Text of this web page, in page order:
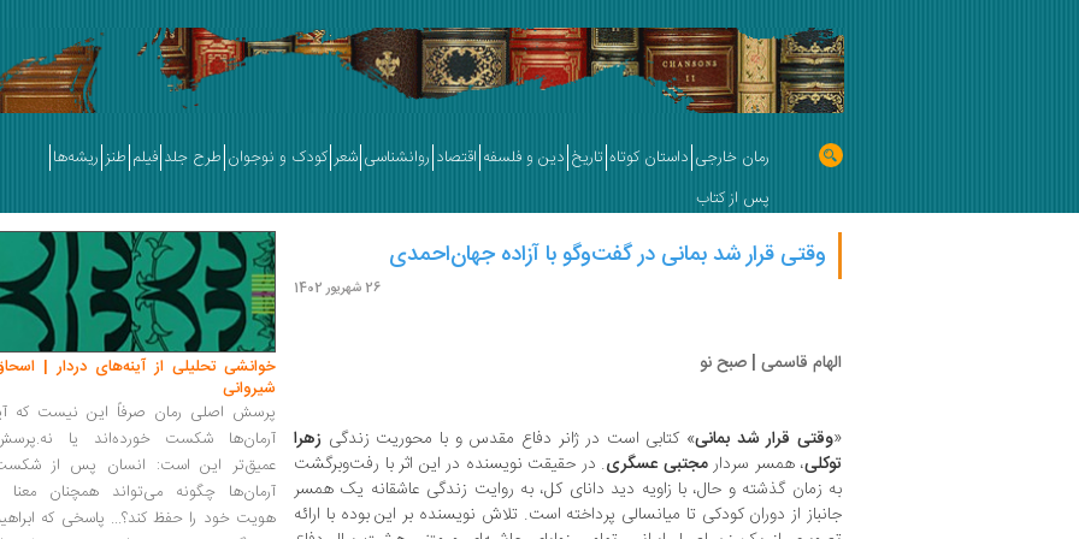
رمان خارجی داستان کوتاه تاریخ دین و فلسفه اقتصاد روانشناسی شعر کودک و نوجوان طرح جلد فیلم طنز ریشه‌ها
پس از کتاب
وقتی قرار شد بمانی در گفت‌وگو با آزاده جهان‌احمدی
26 شهریور 1402
الهام قاسمی | صبح نو
«وقتی قرار شد بمانی» کتابی است در ژانر دفاع مقدس و با محوریت زندگی زهرا
توکلی، همسر سردارمجتبی عسگری. در حقیقت نویسنده در این اثر با رفت‌وبرگشت
به زمان گذشته و حال، با زاویه دید دانای کل، به روایت زندگی عاشقانه یک همسر
جانباز از دوران کودکی تا میانسالی پرداخته است. تلاش نویسنده بر این بوده با ارائه
خوانشی تحلیلی از آینه‌های دردار |
شیروانی
پرسش اصلی رمان صرفاً این نیست که
آرمان‌ها شکست خورده‌اند یا
عمیق‌تر این است: انسان پس از
آرمان‌ها چگونه می‌تواند همچنان معنا
هویت خود را حفظ کند؟... پاسخی که